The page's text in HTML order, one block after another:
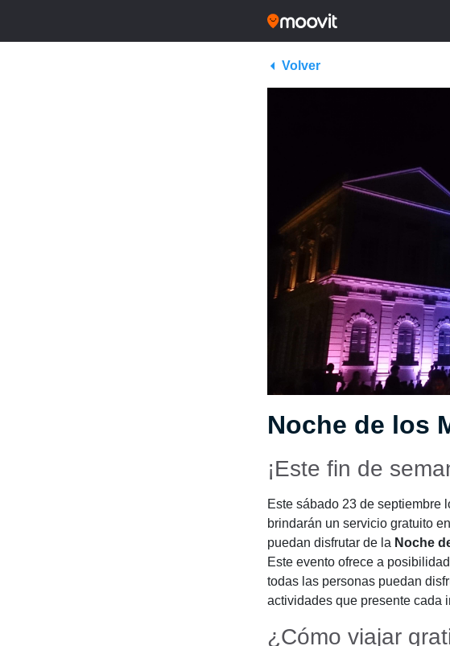
Volver
Noche de los
¡Este fin de
Este sábado 23 de septiembre
brindarán un servicio gratuito
puedan disfrutar de la Noche
Este evento ofrece a
todas las personas puedan
actividades que presente cada
¿Cómo viajar